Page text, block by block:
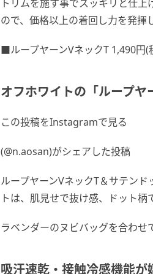
トリムを施す事でスッキリと仕
ので、価格以上の着回し力を発揮
■ループヤーンVネックT 1,490円
オフホワイトの「ループ
この投稿をInstagramで見る
(@n.aosan)がシェアした投稿
ループヤーンVネックT＆サテン
トは、肌見せで抜け感、ドット柄
ラベンダーのヌビバッグを合わせ
吸汗速乾・接触冷感機能が